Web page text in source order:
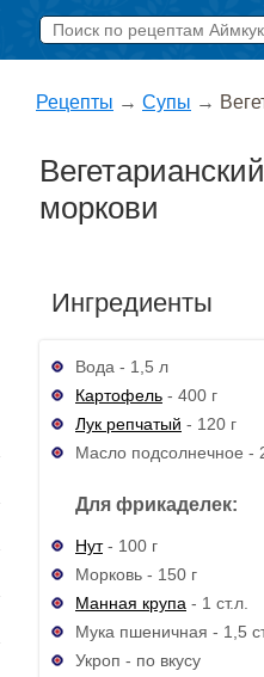
Рецепты → Супы →
моркови
Ингредиенты
Вода - 1,5 л
Картофель - 400 г
Лук репчатый - 120 г
Масло подсолнечное -
Для фрикаделек:
Нут- 100 г
Морковь - 150 г
Манная крупа - 1 ст.л.
Мука пшеничная - 1,5
Укроп - по вкусу